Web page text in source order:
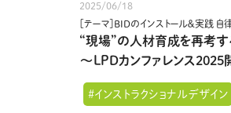
2025/06/18
［テーマ］BIDのインストール＆実践
“現場”の人材育成を再考す
～LPDカンファレンス2025
#インストラクショナルデザイン